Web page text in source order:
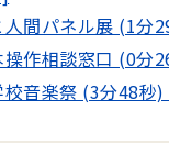
人間パネル展 (1分
操作相談窓口 (0分
校音楽祭 (3分48秒